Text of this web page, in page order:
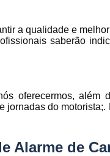
Gestão de Frota
de Frota Minas
de Frota de
a qualidade e
saberão
oferecermos, além
jornadas do motorista;.
Alarme de